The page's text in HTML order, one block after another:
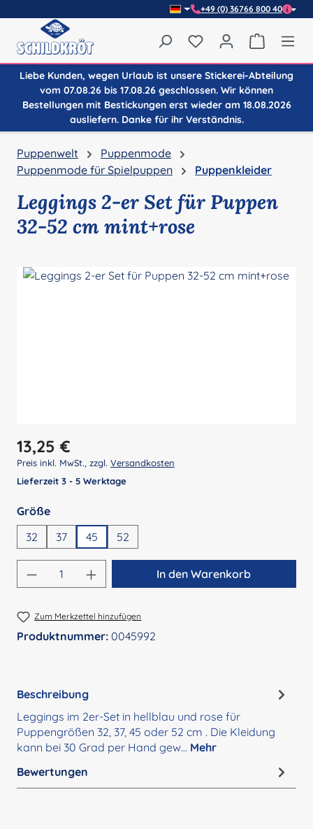
+49 (0) 36766 800 40
Du hast 0 Produkte
Liebe Kunden, wegen Urlaub ist unsere Stickerei-Abteilung
vom 07.08.26 bis 17.08.26 geschlossen. Wir können
Bestellungen mit Bestickungen erst wieder am 18.08.2026
ausliefern. Danke für ihr Verständnis.
Puppenwelt
Puppenmode
Puppenmode für Spielpuppen
Puppenkleider
Leggings 2-er Set für Puppen
32-52 cm mint+rose
Regulärer Preis:
13,25 €
Preis inkl. MwSt., zzgl. Versandkosten
Lieferzeit 3 - 5 Werktage
Größeauswählen
32
37 45 52
Produkt Anzahl: Gib den gewünschten
In den Warenkorb
Zum Merkzettel hinzufügen
Produktnummer: 0045992
Beschreibung
Leggings im 2er-Set in hellblau und rose für
Puppengrößen 32, 37, 45 oder 52 cm . Die Kleidung
kann bei 30 Grad per Hand gew… Mehr
Bewertungen